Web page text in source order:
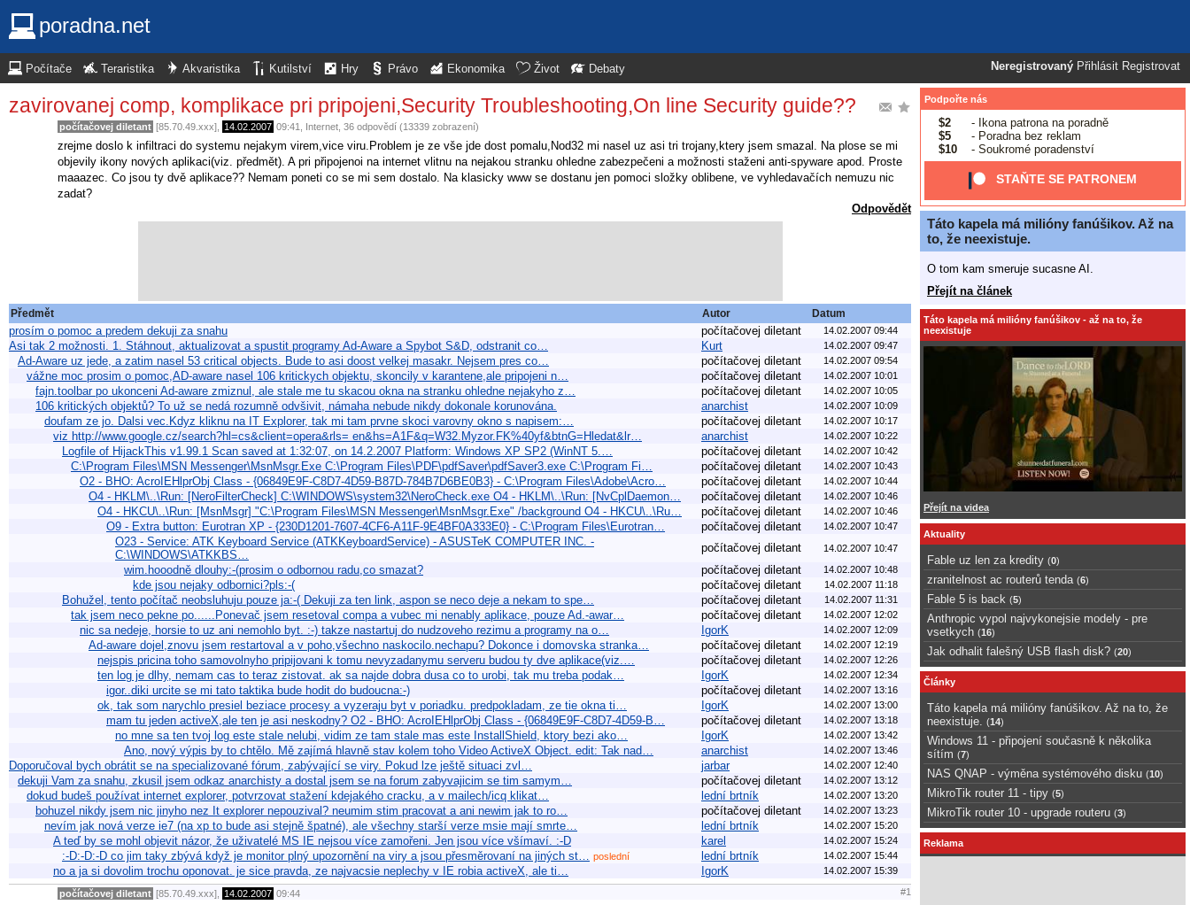
poradna.net
Neregistrovaný Přihlásit Registrovat
Počítače Teraristika Akvaristika Kutilství Hry Právo Ekonomika Život Debaty
zavirovanej comp, komplikace pri pripojeni,Security Troubleshooting,On line Security guide??
počítačovej diletant [85.70.49.xxx], 14.02.2007 09:41 Internet , 36 odpovědí (13339 zobrazení)
zrejme doslo k infiltraci do systemu nejakym virem,vice viru.Problem je ze vše jde dost pomalu,Nod32 mi nasel uz asi tri trojany,ktery jsem smazal. Na plose se mi
objevily ikony nových aplikaci(viz. předmět). A pri připojenoi na internet vlitnu na nejakou stranku ohledne zabezpečeni a možnosti staženi anti-spyware apod. Proste
maaazec. Co jsou ty dvě aplikace?? Nemam poneti co se mi sem dostalo. Na klasicky www se dostanu jen pomoci složky oblibene, ve vyhledavačích nemuzu nic
zadat?
Odpovědět
Předmět Autor Datum
prosím o pomoc a predem dekuji za snahu počítačovej diletant 14.02.2007 09:44
Asi tak 2 možnosti. 1. Stáhnout, aktualizovat a spustit programy Ad-Aware a Spybot S&D, odstranit co… Kurt 14.02.2007 09:47
Ad-Aware uz jede, a zatim nasel 53 critical objects. Bude to asi doost velkej masakr. Nejsem pres co… počítačovej diletant 14.02.2007 09:54
vážne moc prosim o pomoc,AD-aware nasel 106 kritickych objektu, skoncily v karantene,ale pripojeni n… počítačovej diletant 14.02.2007 10:01
fajn.toolbar po ukonceni Ad-aware zmiznul, ale stale me tu skacou okna na stranku ohledne nejakyho z… počítačovej diletant 14.02.2007 10:05
106 kritických objektů? To už se nedá rozumně odvšivit, námaha nebude nikdy dokonale korunována. anarchist 14.02.2007 10:09
doufam ze jo. Dalsi vec.Kdyz kliknu na IT Explorer, tak mi tam prvne skoci varovny okno s napisem:… počítačovej diletant 14.02.2007 10:17
viz http://www.google.cz/search?hl=cs&client=opera&rls= en&hs=A1F&q=W32.Myzor.FK%40yf&btnG=Hledat&lr… anarchist 14.02.2007 10:22
Logfile of HijackThis v1.99.1 Scan saved at 1:32:07, on 14.2.2007 Platform: Windows XP SP2 (WinNT 5.… počítačovej diletant 14.02.2007 10:42
C:\Program Files\MSN Messenger\MsnMsgr.Exe C:\Program Files\PDF\pdfSaver\pdfSaver3.exe C:\Program Fi… počítačovej diletant 14.02.2007 10:43
O2 - BHO: AcroIEHlprObj Class - {06849E9F-C8D7-4D59-B87D-784B7D6BE0B3} - C:\Program Files\Adobe\Acro… počítačovej diletant 14.02.2007 10:44
O4 - HKLM\..\Run: [NeroFilterCheck] C:\WINDOWS\system32\NeroCheck.exe O4 - HKLM\..\Run: [NvCplDaemon… počítačovej diletant 14.02.2007 10:46
O4 - HKCU\..\Run: [MsnMsgr] "C:\Program Files\MSN Messenger\MsnMsgr.Exe" /background O4 - HKCU\..\Ru… počítačovej diletant 14.02.2007 10:46
O9 - Extra button: Eurotran XP - {230D1201-7607-4CF6-A11F-9E4BF0A333E0} - C:\Program Files\Eurotran… počítačovej diletant 14.02.2007 10:47
O23 - Service: ATK Keyboard Service (ATKKeyboardService) - ASUSTeK COMPUTER INC. -
C:\WINDOWS\ATKKBS…
počítačovej diletant 14.02.2007 10:47
wim.hooodně dlouhy:-(prosim o odbornou radu,co smazat? počítačovej diletant 14.02.2007 10:48
kde jsou nejaky odbornici?pls:-( počítačovej diletant 14.02.2007 11:18
Bohužel, tento počítač neobsluhuju pouze ja:-( Dekuji za ten link, aspon se neco deje a nekam to spe… počítačovej diletant 14.02.2007 11:31
tak jsem neco pekne po......Ponevač jsem resetoval compa a vubec mi nenably aplikace, pouze Ad.-awar… počítačovej diletant 14.02.2007 12:02
nic sa nedeje, horsie to uz ani nemohlo byt. :-) takze nastartuj do nudzoveho rezimu a programy na o… IgorK 14.02.2007 12:09
Ad-aware dojel,znovu jsem restartoval a v poho,všechno naskocilo.nechapu? Dokonce i domovska stranka… počítačovej diletant 14.02.2007 12:19
nejspis pricina toho samovolnyho pripijovani k tomu nevyzadanymu serveru budou ty dve aplikace(viz.… počítačovej diletant 14.02.2007 12:26
ten log je dlhy, nemam cas to teraz zistovat. ak sa najde dobra dusa co to urobi, tak mu treba podak… IgorK 14.02.2007 12:34
igor..diki urcite se mi tato taktika bude hodit do budoucna:-) počítačovej diletant 14.02.2007 13:16
ok, tak som narychlo presiel beziace procesy a vyzeraju byt v poriadku. predpokladam, ze tie okna ti… IgorK 14.02.2007 13:00
mam tu jeden activeX,ale ten je asi neskodny? O2 - BHO: AcroIEHlprObj Class - {06849E9F-C8D7-4D59-B… počítačovej diletant 14.02.2007 13:18
no mne sa ten tvoj log este stale nelubi, vidim ze tam stale mas este InstallShield, ktory bezi ako… IgorK 14.02.2007 13:42
Ano, nový výpis by to chtělo. Mě zajímá hlavně stav kolem toho Video ActiveX Object. edit: Tak nad… anarchist 14.02.2007 13:46
Doporučoval bych obrátit se na specializované fórum, zabývající se viry. Pokud lze ještě situaci zvl… jarbar 14.02.2007 12:40
dekuji Vam za snahu, zkusil jsem odkaz anarchisty a dostal jsem se na forum zabyvajicim se tim samym… počítačovej diletant 14.02.2007 13:12
dokud budeš používat internet explorer, potvrzovat stažení kdejakého cracku, a v mailech/icq klikat… lední brtník 14.02.2007 13:20
bohuzel nikdy jsem nic jinyho nez It explorer nepouzival? neumim stim pracovat a ani newim jak to ro… počítačovej diletant 14.02.2007 13:23
nevím jak nová verze ie7 (na xp to bude asi stejně špatné), ale všechny starší verze msie mají smrte… lední brtník 14.02.2007 15:20
A teď by se mohl objevit názor, že uživatelé MS IE nejsou více zamořeni. Jen jsou více všímaví. :-D karel 14.02.2007 15:24
:-D:-D:-D co jim taky zbývá když je monitor plný upozornění na viry a jsou přesměrovaní na jiných st… poslední lední brtník 14.02.2007 15:44
no a ja si dovolim trochu oponovat. je sice pravda, ze najvacsie neplechy v IE robia activeX, ale ti… IgorK 14.02.2007 15:39
počítačovej diletant [85.70.49.xxx], 14.02.2007 09:44 #1
Podpořte nás
$2
- Ikona patrona na poradně
$5
- Poradna bez reklam
$10
- Soukromé poradenství
STAŇTE SE PATRONEM
Táto kapela má milióny fanúšikov. Až na
to, že neexistuje.
O tom kam smeruje sucasne AI.
Přejít na článek
Táto kapela má milióny fanúšikov - až na to, že
neexistuje
Přejít na videa
Aktuality
Fable uz len za kredity (0)
zranitelnost ac routerů tenda (6)
Fable 5 is back (5)
Anthropic vypol najvykonejsie modely - pre
vsetkych (16)
Jak odhalit falešný USB flash disk? (20)
Články
Táto kapela má milióny fanúšikov. Až na to, že
neexistuje.
(14)
Windows 11 - připojení současně k několika
sítím (7)
NAS QNAP - výměna systémového disku (10)
MikroTik router 11 - tipy (5)
MikroTik router 10 - upgrade routeru (3)
Reklama